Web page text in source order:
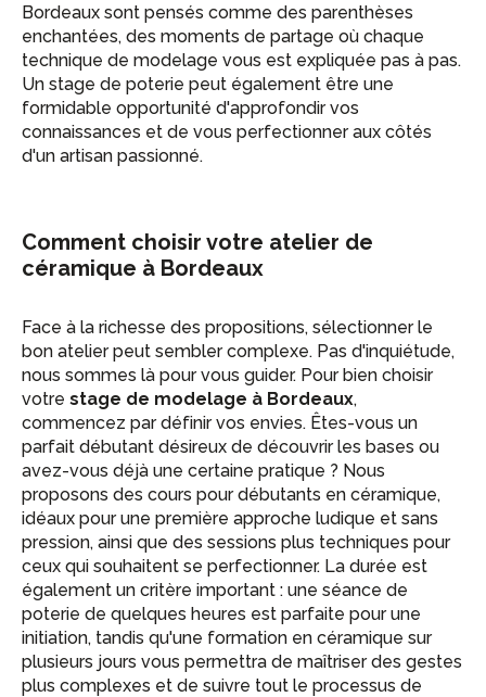
Bordeaux sont pensés comme des parenthèses
enchantées, des moments de partage où chaque
technique de modelage vous est expliquée pas à pas.
Un stage de poterie peut également être une
formidable opportunité d'approfondir vos
connaissances et de vous perfectionner aux côtés
d'un artisan passionné.
Comment choisir votre atelier de
céramique à Bordeaux
Face à la richesse des propositions, sélectionner le
bon atelier peut sembler complexe. Pas d'inquiétude,
nous sommes là pour vous guider. Pour bien choisir
votre stage de modelage à Bordeaux,
commencez par définir vos envies. Êtes-vous un
parfait débutant désireux de découvrir les bases ou
avez-vous déjà une certaine pratique ? Nous
proposons des cours pour débutants en céramique,
idéaux pour une première approche ludique et sans
pression, ainsi que des sessions plus techniques pour
ceux qui souhaitent se perfectionner. La durée est
également un critère important : une séance de
poterie de quelques heures est parfaite pour une
initiation, tandis qu'une formation en céramique sur
plusieurs jours vous permettra de maîtriser des gestes
plus complexes et de suivre tout le processus de